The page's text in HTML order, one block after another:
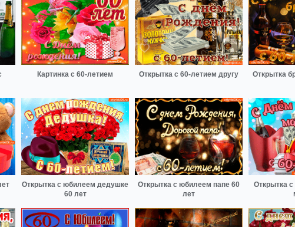
Картинка с 60-летием Открытка с 60-летием другу Открытка
Открытка с юбилеем дедушке
60 лет
Открытка с юбилеем папе 60
лет
Открытка